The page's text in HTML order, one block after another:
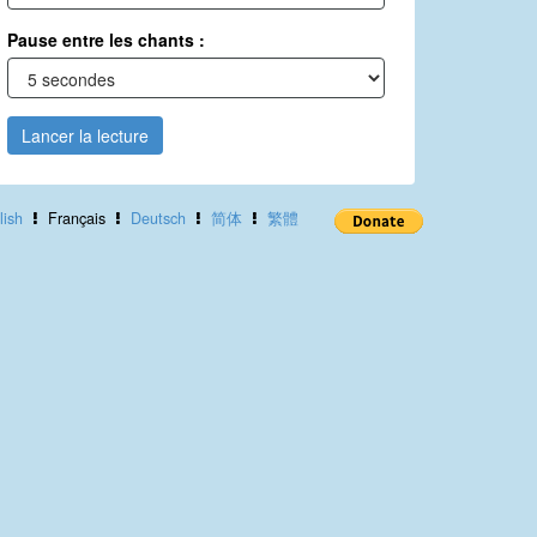
Pause entre les chants :
Lancer la lecture
Français Deutsch 简体 繁體